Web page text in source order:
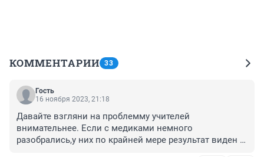
КОММЕНТАРИИ 33
Гость
16 ноября 2023, 21:18
Давайте взгляни на проблемму учителей
внимательнее. Если с медиками немного
разобрались,у них по крайней мере результат виден